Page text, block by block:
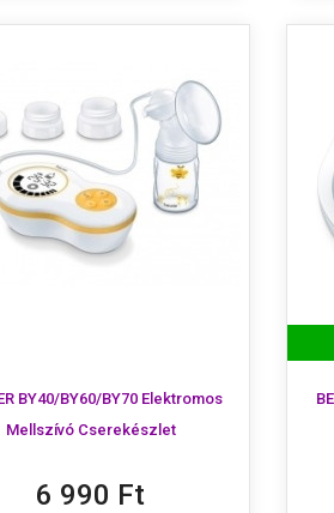
BY40/BY60/BY70 Elektromos
Mellszívó Cserekészlet
6 990 Ft